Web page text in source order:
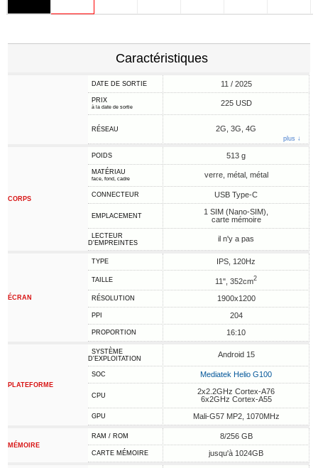
Caractéristiques
DATE DE SORTIE 11 / 2025
PRIX
à la date de sortie 225 USD
RÉSEAU 2G, 3G, 4G
plus ↓
CORPS
POIDS 513 g
MATÉRIAU
face, fond, cadre verre, métal, métal
CONNECTEUR USB Type-C
EMPLACEMENT
1 SIM (Nano-SIM),
carte mémoire
LECTEUR
D'EMPREINTES
il n'y a pas
ÉCRAN
TYPE IPS, 120Hz
TAILLE 11", 352cm2
RÉSOLUTION 1900x1200
PPI 204
PROPORTION 16:10
PLATEFORME
SYSTÈME
D'EXPLOITATION
Android 15
SOC Mediatek Helio G100
CPU
2x2.2GHz Cortex-A76
6x2GHz Cortex-A55
GPU Mali-G57 MP2, 1070MHz
MÉMOIRE
RAM / ROM 8/256 GB
CARTE MÉMOIRE jusqu'à 1024GB